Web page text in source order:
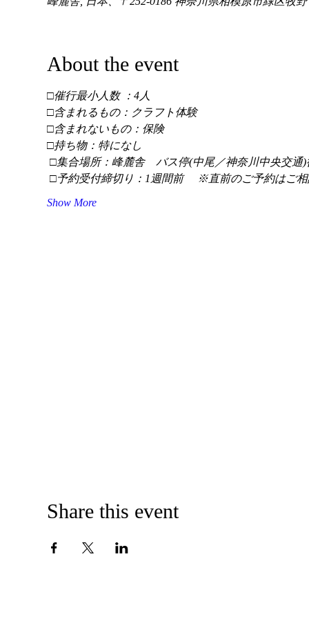
About the event
□催行最小人数 ：4人
□含まれるもの：クラフト体験
□含まれないもの：保険
□持ち物：特になし
□集合場所：峰麓舎　バス停(中尾／神奈川中央交通)
□予約受付締切り：1週間前 　※直前のご予約はご
Show More
Share this event